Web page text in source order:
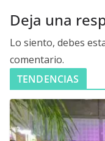
Deja una
Lo siento, debes
comentario.
TENDENCIAS